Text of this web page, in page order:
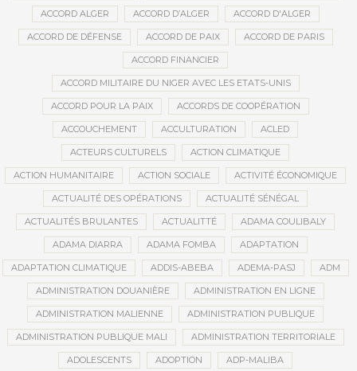
ACCORD ALGER ACCORD D’ALGER ACCORD D'ALGER
ACCORD DE DÉFENSE ACCORD DE PAIX ACCORD DE PARIS
ACCORD FINANCIER
ACCORD MILITAIRE DU NIGER AVEC LES ETATS-UNIS
ACCORD POUR LA PAIX ACCORDS DE COOPÉRATION
ACCOUCHEMENT ACCULTURATION ACLED
ACTEURS CULTURELS ACTION CLIMATIQUE
ACTION HUMANITAIRE ACTION SOCIALE ACTIVITÉ ÉCONOMIQUE
ACTUALITÉ DES OPÉRATIONS ACTUALITÉ SÉNÉGAL
ACTUALITÉS BRULANTES ACTUALITTÉ ADAMA COULIBALY
ADAMA DIARRA ADAMA FOMBA ADAPTATION
ADAPTATION CLIMATIQUE ADDIS-ABEBA ADEMA-PASJ ADM
ADMINISTRATION DOUANIÈRE ADMINISTRATION EN LIGNE
ADMINISTRATION MALIENNE ADMINISTRATION PUBLIQUE
ADMINISTRATION PUBLIQUE MALI ADMINISTRATION TERRITORIALE
ADOLESCENTS ADOPTION ADP-MALIBA